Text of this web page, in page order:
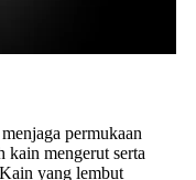
permukaan
kain mengerut serta
yang lembut